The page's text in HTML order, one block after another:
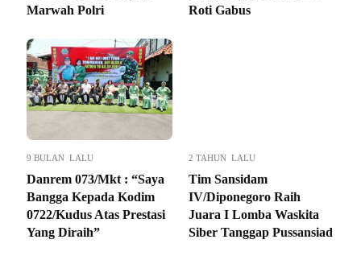
Marwah Polri
Roti Gabus
9 BULAN LALU
Danrem 073/Mkt : “Saya
Bangga Kepada Kodim
0722/Kudus Atas Prestasi
Yang Diraih”
2 TAHUN LALU
Tim Sansidam
IV/Diponegoro Raih
Juara I Lomba Waskita
Siber Tanggap Pussansiad